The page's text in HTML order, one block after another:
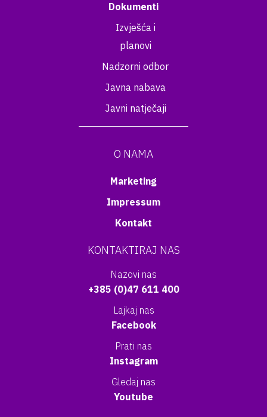
Dokumenti
Izvješća i
planovi
Nadzorni odbor
Javna nabava
Javni natječaji
O NAMA
Marketing
Impressum
Kontakt
KONTAKTIRAJ NAS
Nazovi nas
+385 (0)47 611 400
Lajkaj nas
Facebook
Prati nas
Instagram
Gledaj nas
Youtube